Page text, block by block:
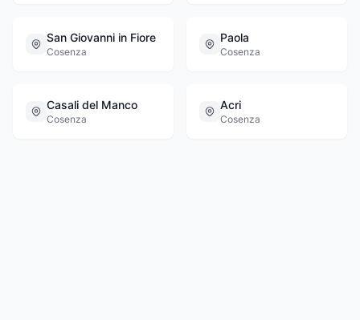
San Giovanni in Fiore
Cosenza
Paola
Cosenza
Casali del Manco
Cosenza
Acri
Cosenza